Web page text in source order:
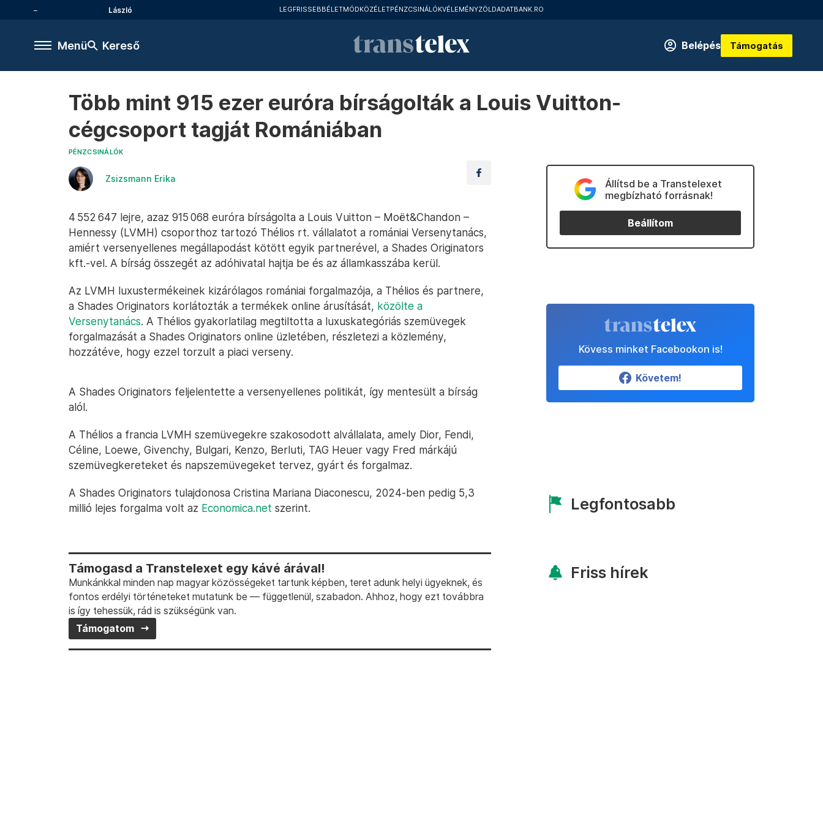
László LEGFRISSEBBÉLETMÓDKÖZÉLETPÉNZCSINÁLÓKVÉLEMÉNYZÖLDADATBANK.RO
Menü Kereső Belépés Támogatás
Több mint 915 ezer euróra bírságolták a Louis Vuitton-
cégcsoport tagját Romániában
PÉNZCSINÁLÓK
Zsizsmann Erika
4 552 647 lejre, azaz 915 068 euróra bírságolta a Louis Vuitton – Moët&Chandon –
Hennessy (LVMH) csoporthoz tartozó Thélios rt. vállalatot a romániai Versenytanács,
amiért versenyellenes megállapodást kötött egyik partnerével, a Shades Originators
kft.-vel. A bírság összegét az adóhivatal hajtja be és az államkasszába kerül.
Az LVMH luxustermékeinek kizárólagos romániai forgalmazója, a Thélios és partnere,
a Shades Originators korlátozták a termékek online árusítását, közölte a
Versenytanács. A Thélios gyakorlatilag megtiltotta a luxuskategóriás szemüvegek
forgalmazását a Shades Originators online üzletében, részletezi a közlemény,
hozzátéve, hogy ezzel torzult a piaci verseny.
A Shades Originators feljelentette a versenyellenes politikát, így mentesült a bírság
alól.
A Thélios a francia LVMH szemüvegekre szakosodott alvállalata, amely Dior, Fendi,
Céline, Loewe, Givenchy, Bulgari, Kenzo, Berluti, TAG Heuer vagy Fred márkájú
szemüvegkereteket és napszemüvegeket tervez, gyárt és forgalmaz.
A Shades Originators tulajdonosa Cristina Mariana Diaconescu, 2024-ben pedig 5,3
millió lejes forgalma volt az Economica.net szerint.
Támogasd a Transtelexet egy kávé árával!
Munkánkkal minden nap magyar közösségeket tartunk képben, teret adunk helyi ügyeknek, és
fontos erdélyi történeteket mutatunk be — függetlenül, szabadon. Ahhoz, hogy ezt továbbra
is így tehessük, rád is szükségünk van.
Támogatom
Állítsd be a Transtelexet
megbízható forrásnak!
Beállítom
Kövess minket Facebookon is!
Követem!
Legfontosabb
Friss hírek